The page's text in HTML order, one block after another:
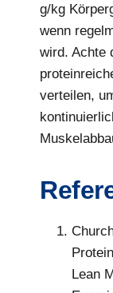
g/kg
wenn
wird. Achte
verteilen,
Lean